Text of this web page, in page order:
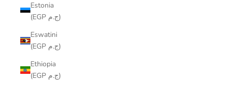
Estonia
(EGP ج.م)
Eswatini
(EGP ج.م)
Ethiopia
(EGP ج.م)